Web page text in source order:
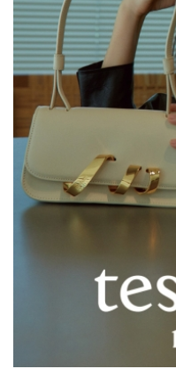
活動花絮